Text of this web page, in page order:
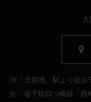
JR「北新地」駅より徒
分、地下鉄四つ橋線「西